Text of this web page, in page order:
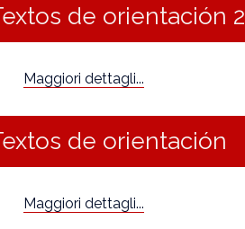
de orientación 2
Maggiori dettagli...
de orientación
Maggiori dettagli...